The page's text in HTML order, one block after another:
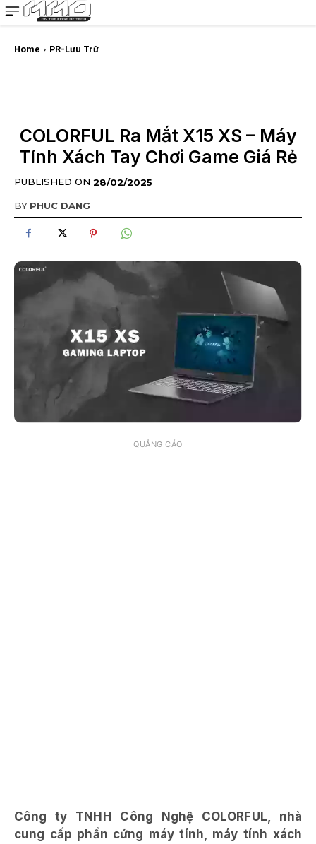
MMOSITE - Thông tin công nghệ
Bài viết nổi bật
Home PR-Lưu Trữ
COLORFUL Ra Mắt X15 XS – Máy
Tính Xách Tay Chơi Game Giá Rẻ
PUBLISHED ON 28/02/2025
BY PHUC DANG
QUẢNG CÁO
Công ty TNHH Công Nghệ COLORFUL, nhà
cung cấp phần cứng máy tính, máy tính xách